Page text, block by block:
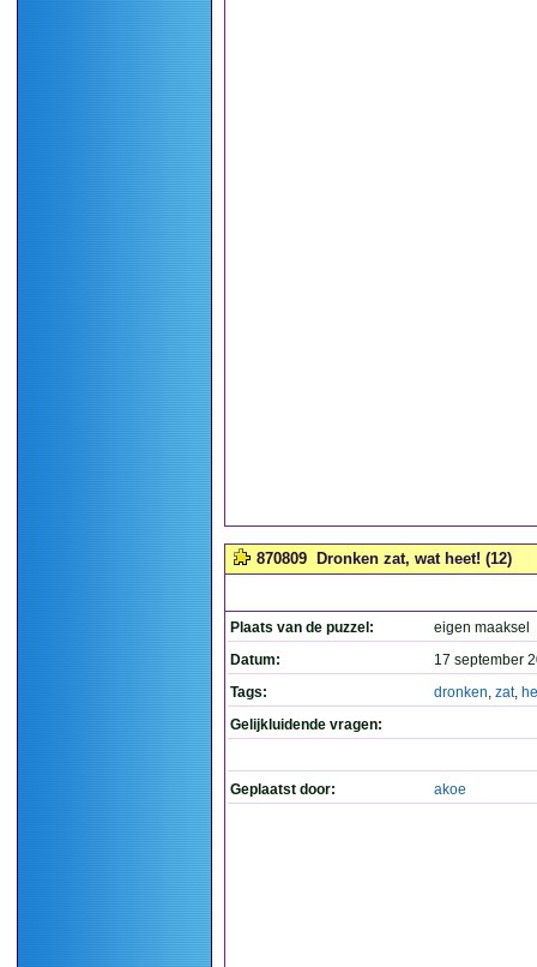
870809 Dronken zat, wat heet! (12)
Plaats van de puzzel:
eigen maaksel
Datum:
17 september
Tags:
dronken, zat,
Gelijkluidende vragen:
Geplaatst door: akoe